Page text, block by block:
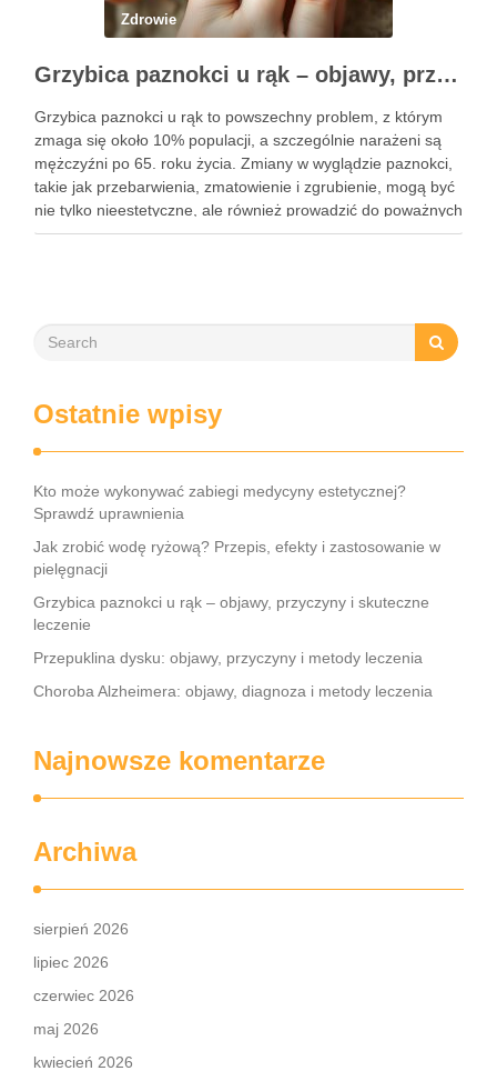
Zdrowie
Grzybica paznokci u rąk – objawy, przyczyny i skuteczne leczenie
Grzybica paznokci u rąk to powszechny problem, z którym
zmaga się około 10% populacji, a szczególnie narażeni są
mężczyźni po 65. roku życia. Zmiany w wyglądzie paznokci,
takie jak przebarwienia, zmatowienie i zgrubienie, mogą być
nie tylko nieestetyczne, ale również prowadzić do poważnych
konsekwencji zdrowotnych. Infekcje te są wywoływane przez
Ostatnie wpisy
Kto może wykonywać zabiegi medycyny estetycznej?
Sprawdź uprawnienia
Jak zrobić wodę ryżową? Przepis, efekty i zastosowanie w
pielęgnacji
Grzybica paznokci u rąk – objawy, przyczyny i skuteczne
leczenie
Przepuklina dysku: objawy, przyczyny i metody leczenia
Choroba Alzheimera: objawy, diagnoza i metody leczenia
Najnowsze komentarze
Archiwa
sierpień 2026
lipiec 2026
czerwiec 2026
maj 2026
kwiecień 2026